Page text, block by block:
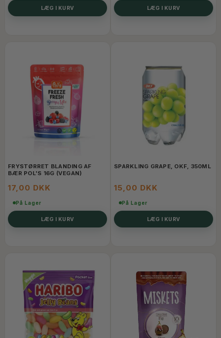
LÆG I KURV LÆG I KURV
FRYSTØRRET BLANDING AF
BÆR POL'S 16G (VEGAN)
17,00 DKK
På Lager
LÆG I KURV
SPARKLING GRAPE, OKF, 350ML
15,00 DKK
På Lager
LÆG I KURV